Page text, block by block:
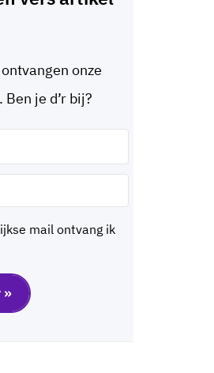
onze
je d’r bij?
mail ontvang ik